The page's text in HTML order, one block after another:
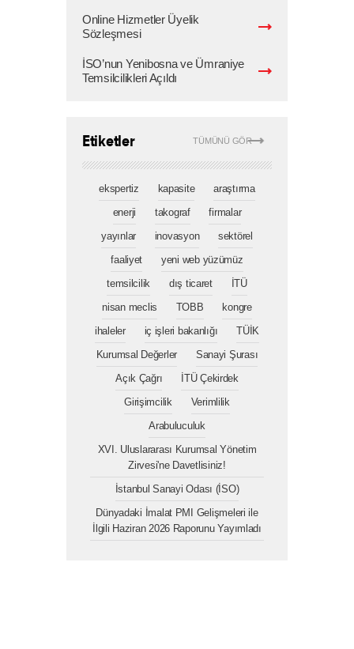
Online Hizmetler Üyelik
Sözleşmesi
İSO’nun Yenibosna ve Ümraniye
Temsilcilikleri Açıldı
TÜMÜNÜ GÖR
Etiketler
ekspertiz kapasite
araştırma
enerji
takograf
firmalar
yayınlar
inovasyon
sektörel
faaliyet
yeni web yüzümüz
temsilcilik
dış ticaret
İTÜ
nisan meclis
TOBB
kongre
ihaleler
iç işleri bakanlığı
TÜİK
Kurumsal Değerler
Sanayi Şurası
Açık Çağrı
İTÜ Çekirdek
Girişimcilik
Verimlilik
Arabuluculuk
XVI. Uluslararası Kurumsal Yönetim
Zirvesi'ne Davetlisiniz!
İstanbul Sanayi Odası (İSO)
Dünyadaki İmalat PMI Gelişmeleri ile
İlgili Haziran 2026 Raporunu Yayımladı